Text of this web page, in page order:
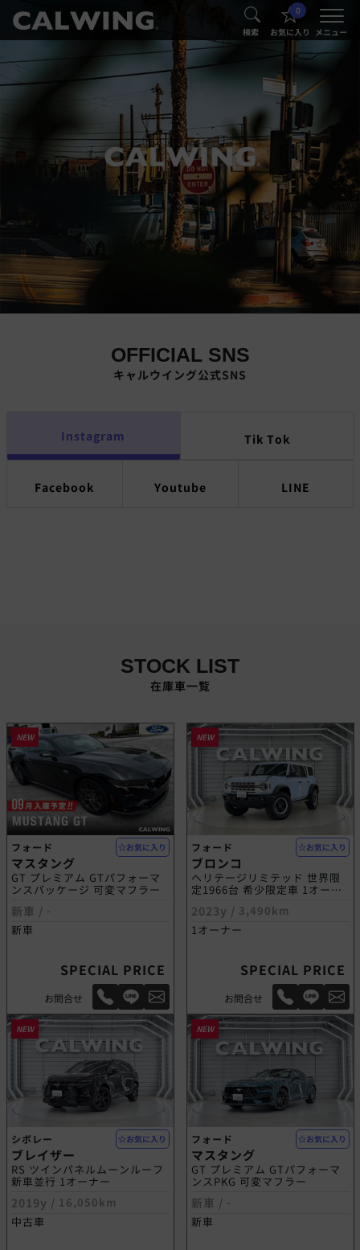
® 検索
0
お気に入り メニュー
®
OFFICIAL SNS
キャルウイング公式SNS
Instagram Tik Tok
Facebook Youtube LINE
STOCK LIST
在庫車一覧
NEW
お気に入り
フォード
マスタング
GT プレミアム GTパフォーマ
ンスパッケージ 可変マフラー
新車 / -
新車
SPECIAL PRICE
お問合せ
NEW
お気に入り
フォード
ブロンコ
ヘリテージリミテッド 世界限
定1966台 希少限定車 1オーナ
2023y / 3,490km
1オーナー
SPECIAL PRICE
お問合せ
NEW
お気に入り
シボレー
ブレイザー
RS ツインパネルムーンルーフ
新車並行 1オーナー
2019y / 16,050km
中古車
NEW
お気に入り
フォード
マスタング
GT プレミアム GTパフォーマ
ンスPKG 可変マフラー
新車 / -
新車